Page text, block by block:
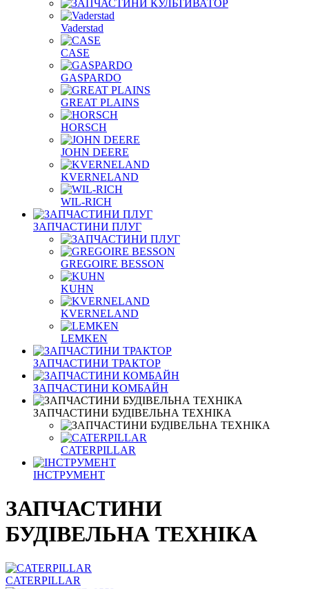
Vaderstad
CASE
GASPARDO
GREAT PLAINS
HORSCH
JOHN DEERE
KVERNELAND
WIL-RICH
ЗАПЧАСТИНИ ПЛУГ
GREGOIRE BESSON
KUHN
KVERNELAND
LEMKEN
ЗАПЧАСТИНИ ТРАКТОР
ЗАПЧАСТИНИ КОМБАЙН
ЗАПЧАСТИНИ БУДІВЕЛЬНА ТЕХНІКА
CATERPILLAR
ІНСТРУМЕНТ
ЗАПЧАСТИНИ
БУДІВЕЛЬНА ТЕХНІКА
CATERPILLAR